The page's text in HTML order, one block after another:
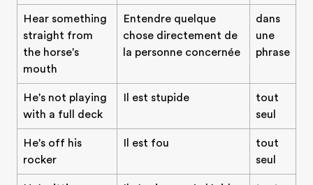
Hear something
straight from
the horse's
mouth
Entendre quelque
chose directement de
la personne concernée
dans
une
phrase
He's not playing
with a full deck
Il est stupide
tout
seul
He's off his
rocker
Il est fou
tout
seul